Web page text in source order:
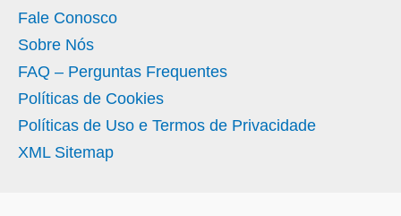
Fale Conosco
Sobre Nós
FAQ – Perguntas Frequentes
Políticas de Cookies
Políticas de Uso e Termos de Privacidade
XML Sitemap